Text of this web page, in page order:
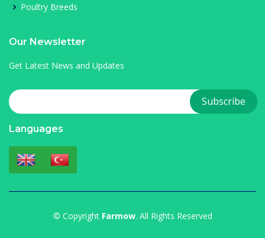
Poultry Breeds
Our Newsletter
Get Latest News and Updates
Languages
© Copyright Farmow. All Rights Reserved